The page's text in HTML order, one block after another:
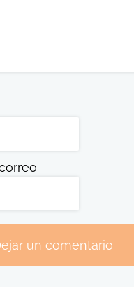
un comentario